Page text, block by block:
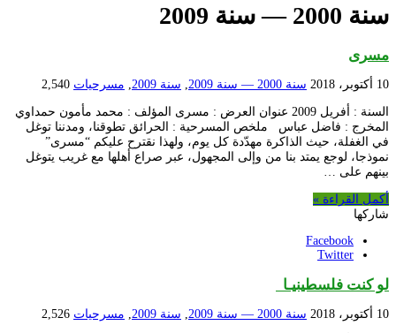
سنة 2000 — سنة 2009
مسرى
10 أكتوبر، 2018 سنة 2000 — سنة 2009 , سنة 2009 , مسرحيات 2,540
السنة : أفريل 2009 عنوان العرض : مسرى المؤلف : محمد مأمون حمداوي
المخرج : فاضل عباس ملخص المسرحية : الحرائق تطوقنا، ومدننا توغل
في الغفلة، حيث الذاكرة مهدّدة كل يوم، ولهذا نقترح عليكم “مسرى”
نموذجا، لوجع يمتد بنا من وإلى المجهول، عبر صراع أهلها مع غريب يتوغل
بينهم على …
أكمل القراءة »
شاركها
Facebook
Twitter
لو كنت فلسطينيـا
10 أكتوبر، 2018 سنة 2000 — سنة 2009 سنة 2009 مسرحيات 2,526